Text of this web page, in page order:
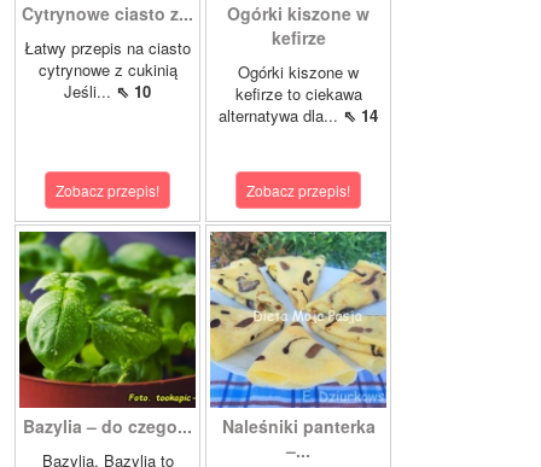
Cytrynowe ciasto z...
Łatwy przepis na ciasto
cytrynowe z cukinią
Jeśli... ⇖ 10
Zobacz przepis!
Ogórki kiszone w
kefirze
Ogórki kiszone w
kefirze to ciekawa
alternatywa dla... ⇖ 14
Zobacz przepis!
Bazylia – do czego...
Bazylia. Bazylia to
Naleśniki panterka
–...